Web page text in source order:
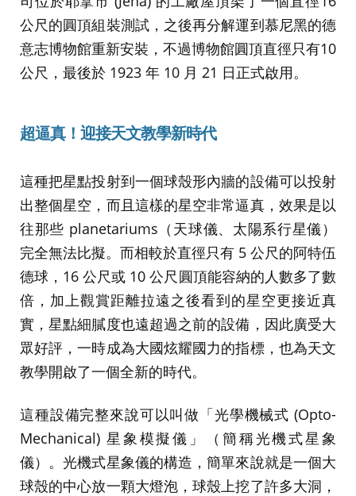
公尺的圓頂組裝測試，之後再分解運到慕尼黑的德
意志博物館重新安裝，不過博物館圓頂直徑只有10
公尺，最後於 1923 年 10 月 21 日正式啟用。
超逼真！迎接天文教學新時代
這種把星點投射到一個球殼形內牆的設備可以投射
出整個星空，而且這樣的星空非常逼真，效果是以
往那些 planetariums（天球儀、太陽系行星儀）
完全無法比擬。而相較於直徑只有 5 公尺的阿特伍
德球，16 公尺或 10 公尺圓頂能容納的人數多了數
倍，加上觀賞距離拉遠之後看到的星空更接近真
實，星點細膩度也遠超過之前的設備，因此廣受大
眾好評，一時成為大國炫耀國力的指標，也為天文
教學開啟了一個全新的時代。
這種設備完整來說可以叫做「光學機械式 (Opto-
Mechanical) 星象模擬儀」（簡稱光機式星象
儀）。光機式星象儀的構造，簡單來說就是一個大
球殼的中心放一顆大燈泡，球殼上挖了許多大洞，